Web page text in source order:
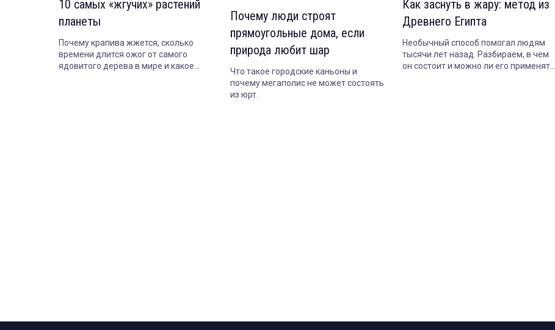
10 самых «жгучих» растений
планеты
Почему крапива жжется, сколько
времени длится ожог от самого
ядовитого дерева в мире и какое
Почему люди строят
прямоугольные дома, если
природа любит шар
Что такое городские каньоны и
почему мегаполис не может состоять
из юрт.
Как заснуть в жару: метод из
Древнего Египта
Необычный способ помогал людям
тысячи лет назад. Разбираем, в чем
он состоит и можно ли его применять